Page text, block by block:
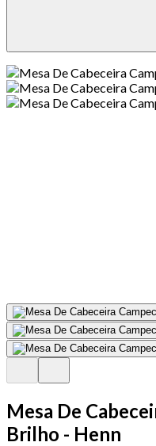
Mesa De
Brilho - Henn